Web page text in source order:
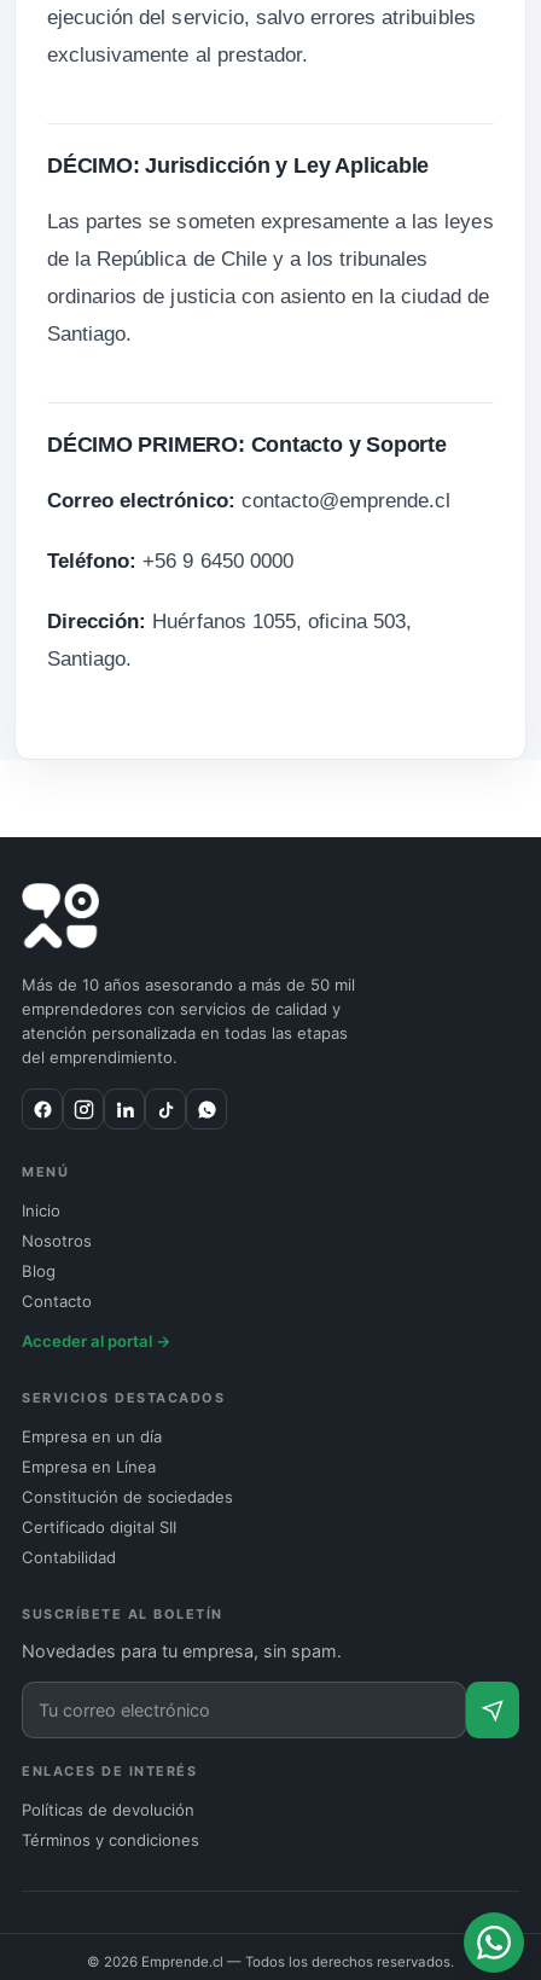
ejecución del servicio, salvo errores atribuibles
exclusivamente al prestador.
DÉCIMO: Jurisdicción y Ley Aplicable
Las partes se someten expresamente a las leyes
de la República de Chile y a los tribunales
ordinarios de justicia con asiento en la ciudad de
Santiago.
DÉCIMO PRIMERO: Contacto y Soporte
Correo electrónico: contacto@emprende.cl
Teléfono: +56 9 6450 0000
Dirección: Huérfanos 1055, oficina 503,
Santiago.
Más de 10 años asesorando a más de 50 mil
emprendedores con servicios de calidad y
atención personalizada en todas las etapas
del emprendimiento.
MENÚ
Inicio
Nosotros
Blog
Contacto
Acceder al portal →
SERVICIOS DESTACADOS
Empresa en un día
Empresa en Línea
Constitución de sociedades
Certificado digital SII
Contabilidad
SUSCRÍBETE AL BOLETÍN
Novedades para tu empresa, sin spam.
ENLACES DE INTERÉS
Políticas de devolución
Términos y condiciones
© 2026 Emprende.cl — Todos los derechos reservados.